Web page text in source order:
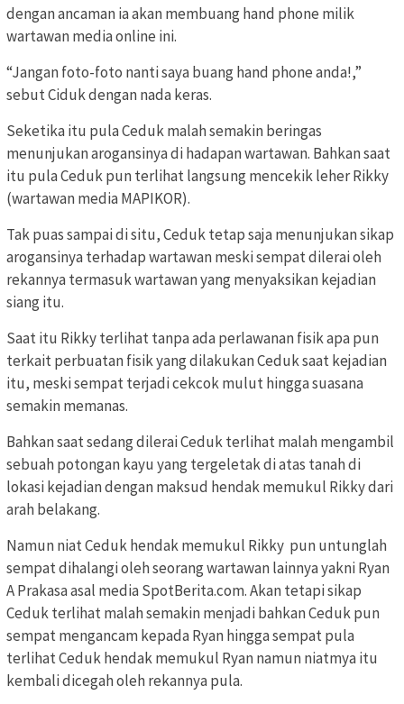
dengan ancaman ia akan membuang hand phone milik
wartawan media online ini.
“Jangan foto-foto nanti saya buang hand phone anda!,”
sebut Ciduk dengan nada keras.
Seketika itu pula Ceduk malah semakin beringas
menunjukan arogansinya di hadapan wartawan. Bahkan saat
itu pula Ceduk pun terlihat langsung mencekik leher Rikky
(wartawan media MAPIKOR).
Tak puas sampai di situ, Ceduk tetap saja menunjukan sikap
arogansinya terhadap wartawan meski sempat dilerai oleh
rekannya termasuk wartawan yang menyaksikan kejadian
siang itu.
Saat itu Rikky terlihat tanpa ada perlawanan fisik apa pun
terkait perbuatan fisik yang dilakukan Ceduk saat kejadian
itu, meski sempat terjadi cekcok mulut hingga suasana
semakin memanas.
Bahkan saat sedang dilerai Ceduk terlihat malah mengambil
sebuah potongan kayu yang tergeletak di atas tanah di
lokasi kejadian dengan maksud hendak memukul Rikky dari
arah belakang.
Namun niat Ceduk hendak memukul Rikky pun untunglah
sempat dihalangi oleh seorang wartawan lainnya yakni Ryan
A Prakasa asal media SpotBerita.com. Akan tetapi sikap
Ceduk terlihat malah semakin menjadi bahkan Ceduk pun
sempat mengancam kepada Ryan hingga sempat pula
terlihat Ceduk hendak memukul Ryan namun niatmya itu
kembali dicegah oleh rekannya pula.